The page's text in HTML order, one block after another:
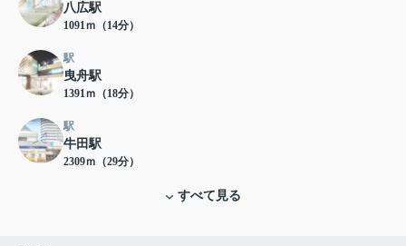
八広駅
1091ｍ（14分）
駅
曳舟駅
1391ｍ（18分）
駅
牛田駅
2309ｍ（29分）
すべて見る